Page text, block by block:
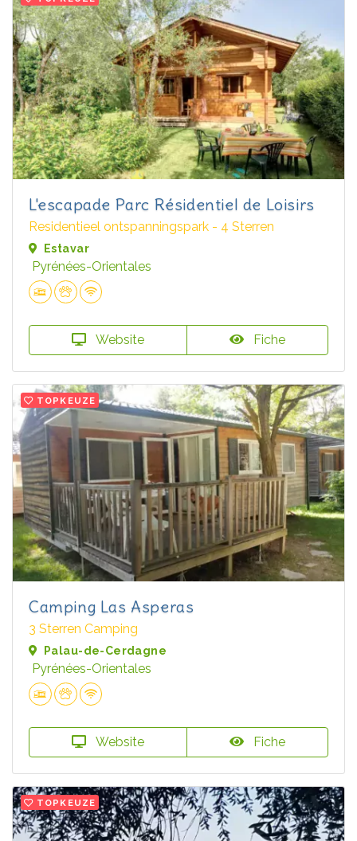
L'escapade Parc Résidentiel de Loisirs
Residentieel ontspanningspark - 4 Sterren
Estavar
Pyrénées-Orientales
Website Fiche
TOPKEUZE
Camping Las Asperas
3 Sterren Camping
Palau-de-Cerdagne
Pyrénées-Orientales
Website Fiche
TOPKEUZE